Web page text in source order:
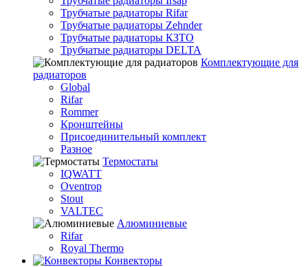
Трубчатые радиаторы Rifar
Трубчатые радиаторы Zehnder
Трубчатые радиаторы КЗТО
Трубчатые радиаторы DELTA
Комплектующие для
радиаторов
Global
Rifar
Rommer
Кронштейны
Присоединительный комплект
Разное
Термостаты
IQWATT
Oventrop
Stout
VALTEC
Алюминиевые
Rifar
Royal Thermo
Конвекторы